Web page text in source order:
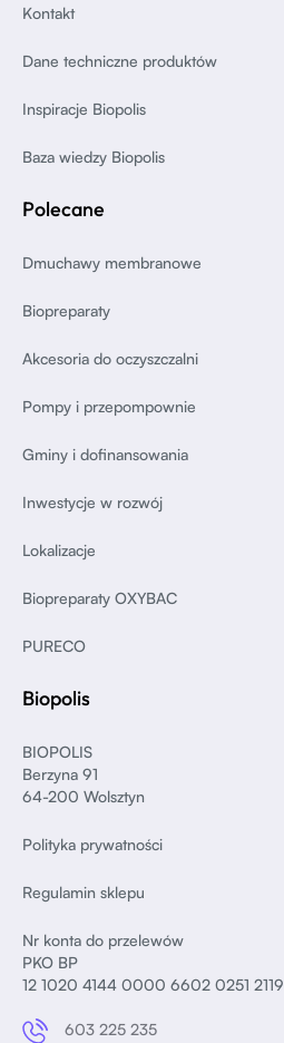
Kontakt
Dane techniczne produktów
Inspiracje Biopolis
Baza wiedzy Biopolis
Polecane
Dmuchawy membranowe
Biopreparaty
Akcesoria do oczyszczalni
Pompy i przepompownie
Gminy i dofinansowania
Inwestycje w rozwój
Lokalizacje
Biopreparaty OXYBAC
PURECO
Biopolis
BIOPOLIS
Berzyna 91
64-200 Wolsztyn
Polityka prywatności
Regulamin sklepu
Nr konta do przelewów
PKO BP
12 1020 4144 0000 6602 0251 2119
603 225 235